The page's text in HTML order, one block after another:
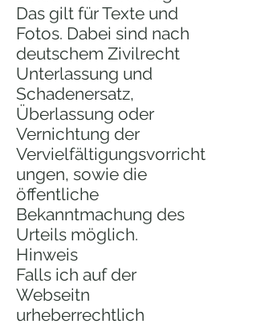
Das gilt für Texte und
Fotos. Dabei sind nach
deutschem Zivilrecht
Unterlassung und
Schadenersatz,
Überlassung oder
Vernichtung der
Vervielfältigungsvorricht
ungen, sowie die
öffentliche
Bekanntmachung des
Urteils möglich.
Hinweis
Falls ich auf der
Webseitn
urheberrechtlich